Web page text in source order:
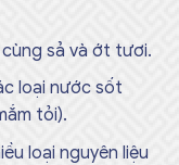
sả và ớt tươi.
loại nước sốt
tỏi).
loại nguyên liệu